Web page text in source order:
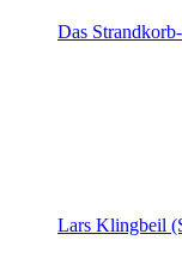
Das
Lars Klingbeil